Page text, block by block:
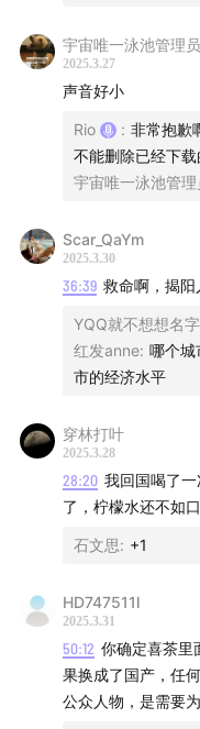
宇宙唯一泳池管理员
2025.3.27
声音好小
Rio : 非常抱歉
不能删除已经下
宇宙唯一泳池管理
Scar_QaYm
2025.3.30
36:39 救命啊，揭
YQQ就不想想名字
红发anne: 哪个城
市的经济水平
穿林打叶
2025.3.28
28:20 我回国喝了
了，柠檬水还不如
石文思: +1
HD747511l
2025.3.31
50:12 你确定喜茶里
果换成了国产，任
公众人物，是需要